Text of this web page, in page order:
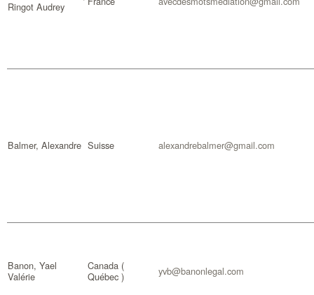
Ringot Audrey
Balmer, Alexandre Suisse alexandrebalmer@gmail.com
Banon, Yael
Valérie
Canada (
Québec )
yvb@banonlegal.com